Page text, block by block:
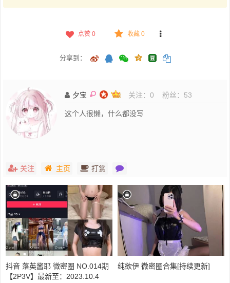
点赞 0 收藏 0
分享到：
夕宝 关注： 0 粉丝： 53
这个人很懒，什么都没写
关注 主页 打赏
抖音 落英酱耶 微密圈 NO.014期
【2P3V】最新至：2023.10.4
纯欲伊 微密圈合集[持续更新]